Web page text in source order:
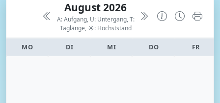
August 2026
A: Aufgang, U: Untergang, T:
Taglänge, ☀: Höchststand
MO DI MI DO FR